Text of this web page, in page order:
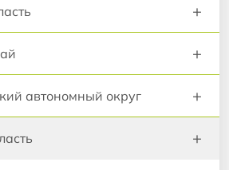
+
+
автономный округ +
+